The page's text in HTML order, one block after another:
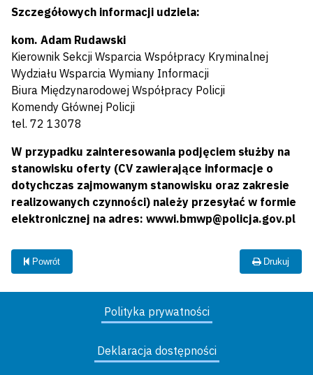
Szczegółowych informacji udziela:
kom. Adam Rudawski
Kierownik Sekcji Wsparcia Współpracy Kryminalnej
Wydziału Wsparcia Wymiany Informacji
Biura Międzynarodowej Współpracy Policji
Komendy Głównej Policji
tel. 72 13078
W przypadku zainteresowania podjęciem służby na
stanowisku oferty (CV zawierające informacje o
dotychczas zajmowanym stanowisku oraz zakresie
realizowanych czynności) należy przesyłać w formie
elektronicznej na adres: wwwi.bmwp@policja.gov.pl
Powrót Drukuj
Polityka prywatności
Deklaracja dostępności